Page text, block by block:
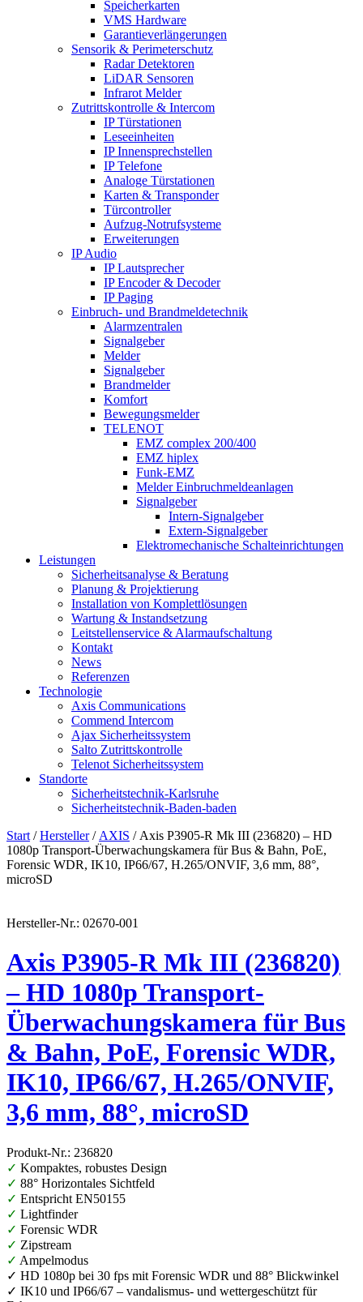
Speicherkarten
VMS Hardware
Garantieverlängerungen
Sensorik & Perimeterschutz
Radar Detektoren
LiDAR Sensoren
Infrarot Melder
Zutrittskontrolle & Intercom
IP Türstationen
Leseeinheiten
IP Innensprechstellen
IP Telefone
Analoge Türstationen
Karten & Transponder
Türcontroller
Aufzug-Notrufsysteme
Erweiterungen
IP Audio
IP Lautsprecher
IP Encoder & Decoder
IP Paging
Einbruch- und Brandmeldetechnik
Alarmzentralen
Signalgeber
Melder
Signalgeber
Brandmelder
Komfort
Bewegungsmelder
TELENOT
EMZ complex 200/400
EMZ hiplex
Funk-EMZ
Melder Einbruchmeldeanlagen
Signalgeber
Intern-Signalgeber
Extern-Signalgeber
Elektromechanische Schalteinrichtungen
Leistungen
Sicherheitsanalyse & Beratung
Planung & Projektierung​
Installation von Komplettlösungen
Wartung & Instandsetzung
Leitstellenservice & Alarmaufschaltung
Kontakt
News
Referenzen
Technologie
Axis Communications
Commend Intercom
Ajax Sicherheitssystem​
Salto Zutrittskontrolle
Telenot Sicherheitssystem
Standorte
Sicherheitstechnik-Karlsruhe
Sicherheitstechnik-Baden-baden
Start /Hersteller/ AXIS / Axis P3905-R Mk III (236820) – HD
1080p Transport-Überwachungskamera für Bus & Bahn, PoE,
Forensic WDR, IK10, IP66/67, H.265/ONVIF, 3,6 mm, 88°,
microSD
Hersteller-Nr.: 02670-001
Axis P3905-R Mk III (236820)
– HD 1080p Transport-
Überwachungskamera für Bus
& Bahn, PoE, Forensic WDR,
IK10, IP66/67, H.265/ONVIF,
3,6 mm, 88°, microSD
Produkt-Nr.: 236820
✓ Kompaktes, robustes Design
✓ 88° Horizontales Sichtfeld
✓ Entspricht EN50155
✓ Lightfinder
✓ Forensic WDR
✓ Zipstream
✓ Ampelmodus
✓ HD 1080p bei 30 fps mit Forensic WDR und 88° Blickwinkel
✓ IK10 und IP66/67 – vandalismus- und wettergeschützt für